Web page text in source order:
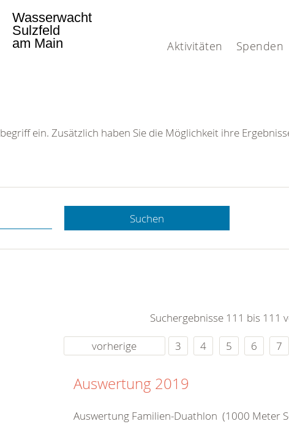
Aktivitäten Spenden
Wasserwacht
Sulzfeld
am Main
Hotline.
gerne.
rund um die Uhr
ein. Zusätzlich haben Sie die Möglichkeit ihre
Suchen
Suchergebnisse 111 bis 111
vorherige
3 4 5 6 7
Auswertung 2019
Auswertung Familien-Duathlon (1000 Meter